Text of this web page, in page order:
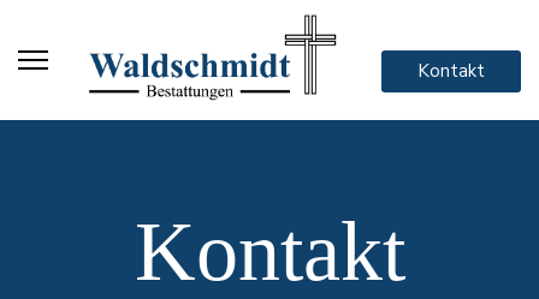
Kontakt
Kontakt